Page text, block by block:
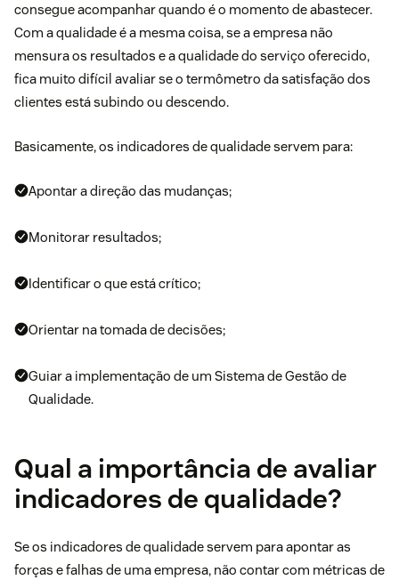
consegue acompanhar quando é o momento de abastecer.
Com a qualidade é a mesma coisa, se a empresa não
mensura os resultados e a qualidade do serviço oferecido,
fica muito difícil avaliar se o termômetro da satisfação dos
clientes está subindo ou descendo.
Basicamente, os indicadores de qualidade servem para:
Apontar a direção das mudanças;
Monitorar resultados;
Identificar o que está crítico;
Orientar na tomada de decisões;
Guiar a implementação de um Sistema de Gestão de
Qualidade.
Qual a importância de avaliar
indicadores de qualidade?
Se os indicadores de qualidade servem para apontar as
forças e falhas de uma empresa, não contar com métricas de